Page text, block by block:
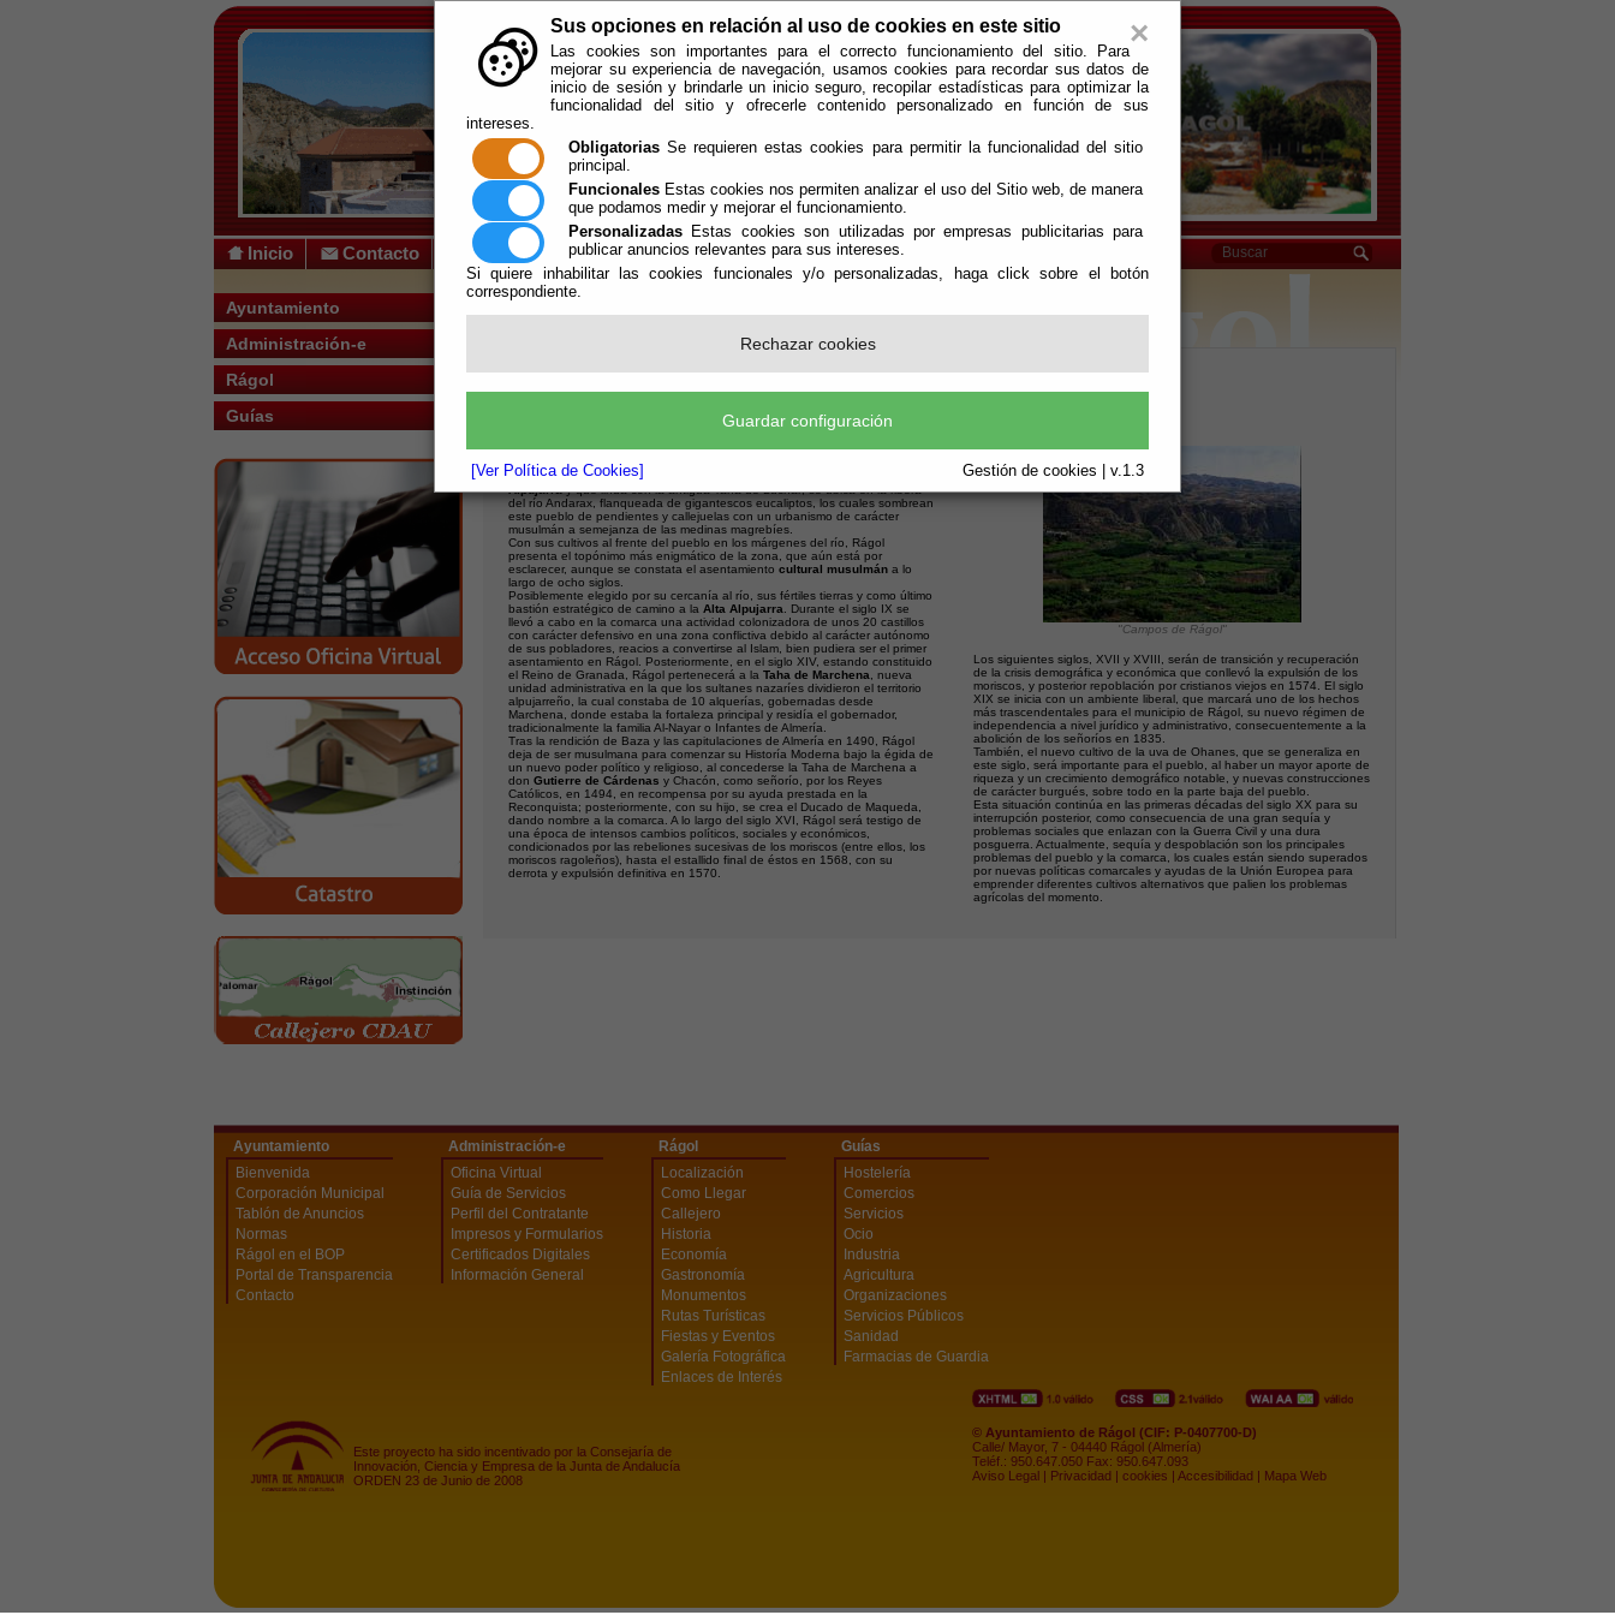
×
Sus opciones en relación al uso de cookies en este sitio
Las cookies son importantes para el correcto funcionamiento del sitio. Para
mejorar su experiencia de navegación, usamos cookies para recordar sus datos de
inicio de sesión y brindarle un inicio seguro, recopilar estadísticas para optimizar la
funcionalidad del sitio y ofrecerle contenido personalizado en función de sus
intereses.
Obligatorias Se requieren estas cookies para permitir la funcionalidad del sitio
principal.
Funcionales Estas cookies nos permiten analizar el uso del Sitio web, de manera
que podamos medir y mejorar el funcionamiento.
Personalizadas Estas cookies son utilizadas por empresas publicitarias para
publicar anuncios relevantes para sus intereses.
Si quiere inhabilitar las cookies funcionales y/o personalizadas, haga click sobre el botón
correspondiente.
Rechazar cookies
Guardar configuración
[Ver Política de Cookies] Gestión de cookies | v.1.3
Inicio Contacto
Ayuntamiento
Administración-e
Rágol
Guías
Usted se encuentra aquí:
Nuestros Orígenes
Rágol es el municipio más occidental de esta comarca camino de la
Alpujarray que linda con la antigua Taha de Luchar; se ubica en la ribera
del río Andarax, flanqueada de gigantescos eucaliptos, los cuales sombrean
este pueblo de pendientes y callejuelas con un urbanismo de carácter
musulmán a semejanza de las medinas magrebíes.
Con sus cultivos al frente del pueblo en los márgenes del río, Rágol
presenta el topónimo más enigmático de la zona, que aún está por
esclarecer, aunque se constata el asentamiento cultural musulmán a lo
largo de ocho siglos.
Posiblemente elegido por su cercanía al río, sus fértiles tierras y como último
bastión estratégico de camino a la Alta Alpujarra . Durante el siglo IX se
llevó a cabo en la comarca una actividad colonizadora de unos 20 castillos
con carácter defensivo en una zona conflictiva debido al carácter autónomo
de sus pobladores, reacios a convertirse al Islam, bien pudiera ser el primer
asentamiento en Rágol. Posteriormente, en el siglo XIV, estando constituido
el Reino de Granada, Rágol pertenecerá a la Taha de Marchena , nueva
unidad administrativa en la que los sultanes nazaríes dividieron el territorio
alpujarreño, la cual constaba de 10 alquerías, gobernadas desde
Marchena, donde estaba la fortaleza principal y residía el gobernador,
tradicionalmente la familia Al-Nayar o Infantes de Almería.
Tras la rendición de Baza y las capitulaciones de Almería en 1490, Rágol
deja de ser musulmana para comenzar su Historía Moderna bajo la égida de
un nuevo poder político y religioso, al concederse la Taha de Marchena a
don Gutierre de Cárdenas y Chacón, como señorío, por los Reyes
Católicos, en 1494, en recompensa por su ayuda prestada en la
Reconquista; posteriormente, con su hijo, se crea el Ducado de Maqueda,
dando nombre a la comarca. A lo largo del siglo XVI, Rágol será testigo de
una época de intensos cambios políticos, sociales y económicos,
condicionados por las rebeliones sucesivas de los moriscos (entre ellos, los
moriscos ragoleños), hasta el estallido final de éstos en 1568, con su
derrota y expulsión definitiva en 1570.
"Campos de Rágol"
Los siguientes siglos, XVII y XVIII, serán de transición y recuperación
de la crisis demográfica y económica que conllevó la expulsión de los
moriscos, y posterior repoblación por cristianos viejos en 1574. El siglo
XIX se inicia con un ambiente liberal, que marcará uno de los hechos
más trascendentales para el municipio de Rágol, su nuevo régimen de
independencia a nivel jurídico y administrativo, consecuentemente a la
abolición de los señoríos en 1835.
También, el nuevo cultivo de la uva de Ohanes, que se generaliza en
este siglo, será importante para el pueblo, al haber un mayor aporte de
riqueza y un crecimiento demográfico notable, y nuevas construcciones
de carácter burgués, sobre todo en la parte baja del pueblo.
Esta situación continúa en las primeras décadas del siglo XX para su
interrupción posterior, como consecuencia de una gran sequía y
problemas sociales que enlazan con la Guerra Civil y una dura
posguerra. Actualmente, sequía y despoblación son los principales
problemas del pueblo y la comarca, los cuales están siendo superados
por nuevas políticas comarcales y ayudas de la Unión Europea para
emprender diferentes cultivos alternativos que palien los problemas
agrícolas del momento.
Ayuntamiento
Bienvenida
Corporación Municipal
Tablón de Anuncios
Normas
Rágol en el BOP
Portal de Transparencia
Contacto
Administración-e
Oficina Virtual
Guía de Servicios
Perfil del Contratante
Impresos y Formularios
Certificados Digitales
Información General
Rágol
Localización
Como Llegar
Callejero
Historia
Economía
Gastronomía
Monumentos
Rutas Turísticas
Fiestas y Eventos
Galería Fotográfica
Enlaces de Interés
Guías
Hostelería
Comercios
Servicios
Ocio
Industria
Agricultura
Organizaciones
Servicios Públicos
Sanidad
Farmacias de Guardia
Este proyecto ha sido incentivado por la Consejaría de
Innovación, Ciencia y Empresa de la Junta de Andalucía
ORDEN 23 de Junio de 2008
© Ayuntamiento de Rágol (CIF: P-0407700-D)
Calle/ Mayor, 7 - 04440 Rágol (Almería)
Teléf.: 950.647.050 Fax: 950.647.093
Aviso Legal | Privacidad | cookies | Accesibilidad | Mapa Web